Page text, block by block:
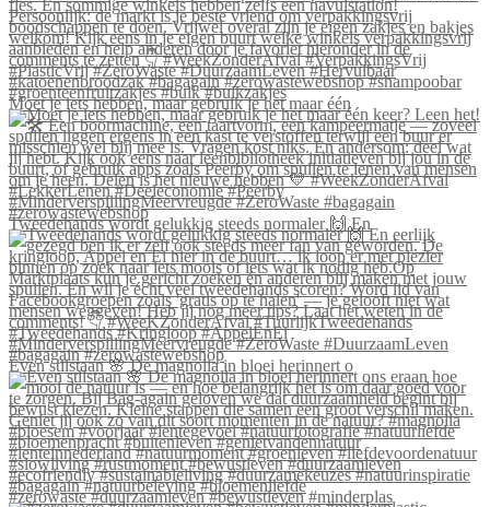
Moet je iets hebben, maar gebruik je het maar één
Tweedehands wordt gelukkig steeds normaler 🙌 En
Even stilstaan 🌸 De magnolia in bloei herinnert o
#zerowaste #duurzaamleven #bewustleven #minderplas